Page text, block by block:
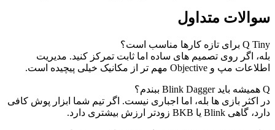
سوالات متداول
Q Tiny برای تازه کارها مناسب است؟
بله، اگر روی تصمیم های ساده اما ثابت تمرکز کنید. مدیریت
اطلاعات مپ و Objective مهم تر از مکانیک خیلی پیچیده است.
Q همیشه باید Blink Dagger ببندم؟
در اکثر بازی ها بله، اما اجباری نیست. اگر تیم شما ابزار پوش کافی
دارد، گاهی Blink یا BKB زودتر ارزش بیشتری دارد.